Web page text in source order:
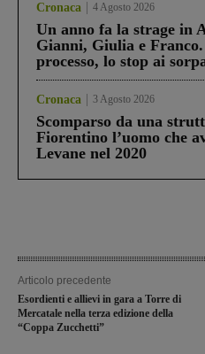
Cronaca 4 Agosto 2026
Un anno fa la strage in
Gianni, Giulia e
processo, lo stop ai
Cronaca 3 Agosto 2026
Scomparso da una
Fiorentino l’uomo che
Levane nel 2020
Articolo precedente
Esordienti e allievi in gara a Torre di
Mercatale nella terza edizione della
“Coppa Zucchetti”